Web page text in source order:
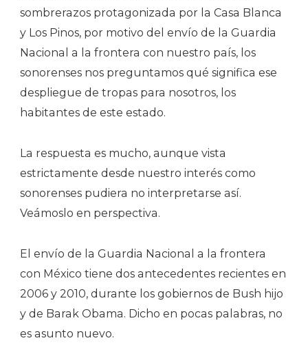
sombrerazos protagonizada por la Casa Blanca
y Los Pinos, por motivo del envío de la Guardia
Nacional a la frontera con nuestro país, los
sonorenses nos preguntamos qué significa ese
despliegue de tropas para nosotros, los
habitantes de este estado.
La respuesta es mucho, aunque vista
estrictamente desde nuestro interés como
sonorenses pudiera no interpretarse así.
Veámoslo en perspectiva.
El envío de la Guardia Nacional a la frontera
con México tiene dos antecedentes recientes en
2006 y 2010, durante los gobiernos de Bush hijo
y de Barak Obama. Dicho en pocas palabras, no
es asunto nuevo.